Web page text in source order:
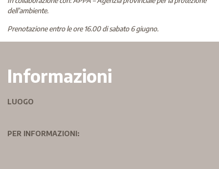
dell’ambiente.
Prenotazione entro le ore 16.00 di sabato 6 giugno.
Informazioni
LUOGO
PER INFORMAZIONI: